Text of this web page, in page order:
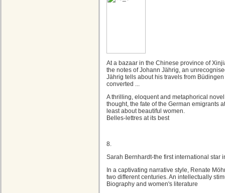
At a bazaar in the Chinese province of
the notes of Johann Jährig, an
Jährig tells about his travels from
converted ...
A thrilling, eloquent and metaphorical
thought, the fate of the German emigrants
least about beautiful women.
Belles-lettres at its best
8.
Sarah Bernhardt-the first international star
In a captivating narrative style, Renate
two different centuries. An intellectually
Biography and women's literature